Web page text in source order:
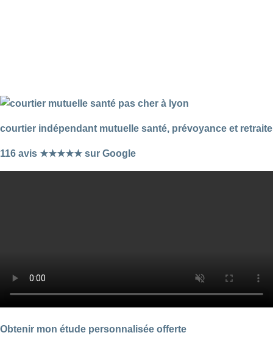
courtier indépendant mutuelle santé, prévoyance et retraite
116 avis ★★★★★ sur Google
Obtenir mon étude personnalisée offerte